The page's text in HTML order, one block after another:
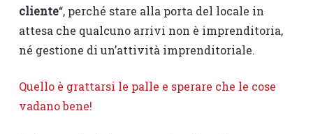
cliente“, perché stare alla porta del locale in
attesa che qualcuno arrivi non è imprenditoria,
né gestione di un’attività imprenditoriale.
Quello è grattarsi le palle e sperare che le cose
vadano bene!